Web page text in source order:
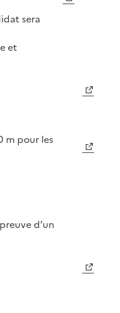
sera
et
m pour les
d’un